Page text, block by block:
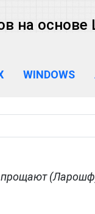
основе
WINDOWS